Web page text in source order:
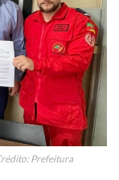
Prefeitura